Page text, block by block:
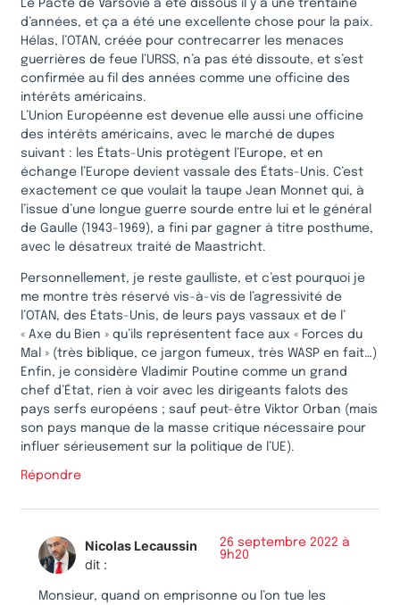
Le Pacte de Varsovie a été dissous il y a une trentaine
d’années, et ça a été une excellente chose pour la paix.
Hélas, l’OTAN, créée pour contrecarrer les menaces
guerrières de feue l’URSS, n’a pas été dissoute, et s’est
confirmée au fil des années comme une officine des
intérêts américains.
L’Union Européenne est devenue elle aussi une officine
des intérêts américains, avec le marché de dupes
suivant : les États-Unis protègent l’Europe, et en
échange l’Europe devient vassale des États-Unis. C’est
exactement ce que voulait la taupe Jean Monnet qui, à
l’issue d’une longue guerre sourde entre lui et le général
de Gaulle (1943-1969), a fini par gagner à titre posthume,
avec le désatreux traité de Maastricht.
Personnellement, je reste gaulliste, et c’est pourquoi je
me montre très réservé vis-à-vis de l’agressivité de
l’OTAN, des États-Unis, de leurs pays vassaux et de l’
« Axe du Bien » qu’ils représentent face aux « Forces du
Mal » (très biblique, ce jargon fumeux, très WASP en fait…)
Enfin, je considère Vladimir Poutine comme un grand
chef d’État, rien à voir avec les dirigeants falots des
pays serfs européens ; sauf peut-être Viktor Orban (mais
son pays manque de la masse critique nécessaire pour
influer sérieusement sur la politique de l’UE).
Répondre
Nicolas Lecaussin
dit :
26 septembre 2022 à
9h20
Monsieur, quand on emprisonne ou l’on tue les